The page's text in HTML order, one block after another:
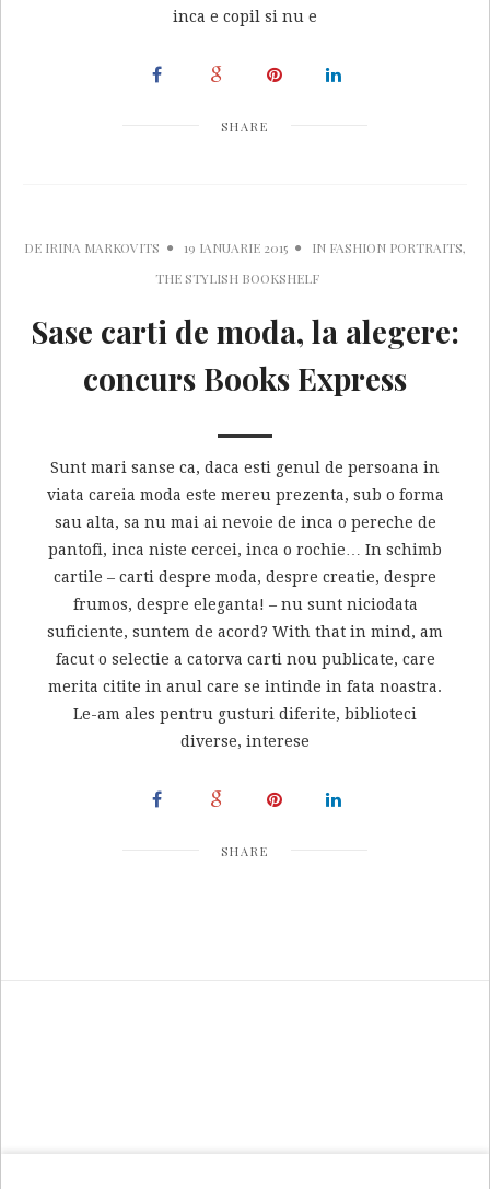
inca e copil si nu e
SHARE
DE IRINA MARKOVITS 19 IANUARIE 2015 IN FASHION PORTRAITS,
THE STYLISH BOOKSHELF
Sase carti de moda, la alegere:
concurs Books Express
Sunt mari sanse ca, daca esti genul de persoana in
viata careia moda este mereu prezenta, sub o forma
sau alta, sa nu mai ai nevoie de inca o pereche de
pantofi, inca niste cercei, inca o rochie… In schimb
cartile – carti despre moda, despre creatie, despre
frumos, despre eleganta! – nu sunt niciodata
suficiente, suntem de acord? With that in mind, am
facut o selectie a catorva carti nou publicate, care
merita citite in anul care se intinde in fata noastra.
Le-am ales pentru gusturi diferite, biblioteci
diverse, interese
SHARE